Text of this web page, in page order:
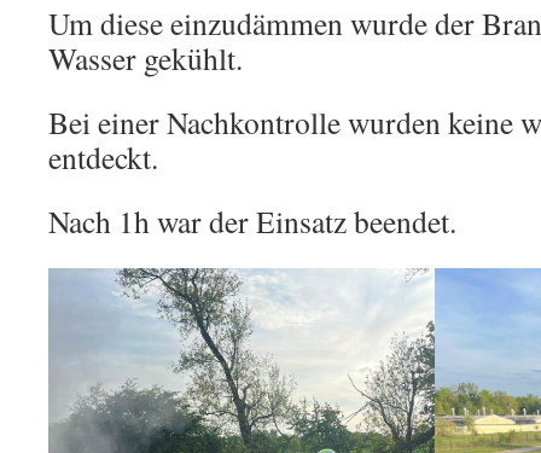
Um diese einzudämmen wurde der
Wasser gekühlt.
Bei einer Nachkontrolle wurden keine
entdeckt.
Nach 1h war der Einsatz beendet.